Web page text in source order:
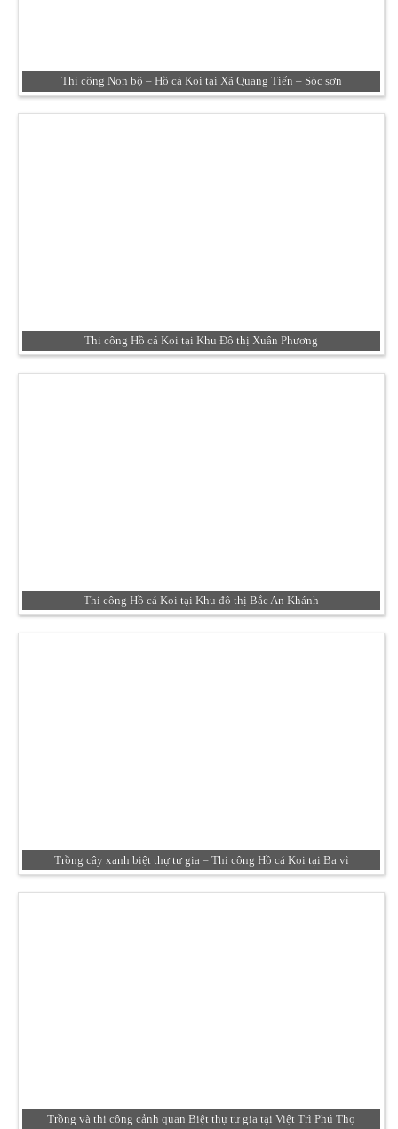
Thi công Non bộ – Hồ cá Koi tại Xã Quang Tiến – Sóc sơn
Thi công Hồ cá Koi tại Khu Đô thị Xuân Phương
Thi công Hồ cá Koi tại Khu đô thị Bắc An Khánh
Trồng cây xanh biệt thự tư gia – Thi công Hồ cá Koi tại Ba vì
Trồng và thi công cảnh quan Biệt thự tư gia tại Việt Trì Phú Thọ